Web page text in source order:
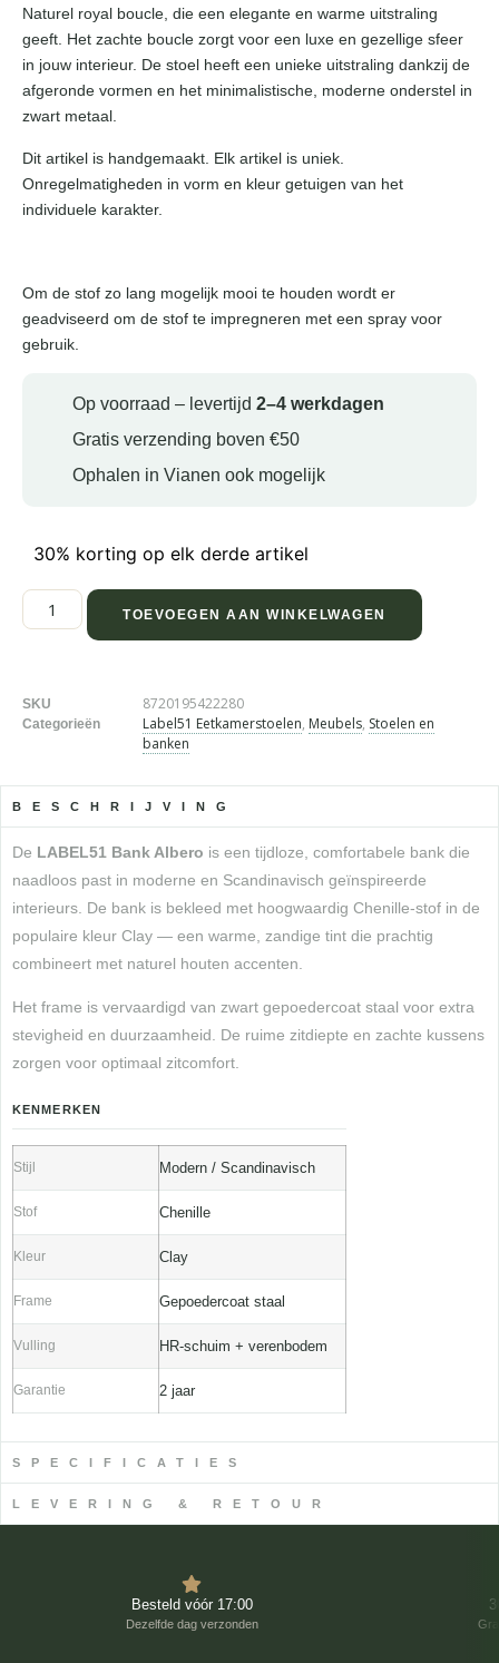
Naturel royal boucle, die een elegante en warme uitstraling
geeft. Het zachte boucle zorgt voor een luxe en gezellige sfeer
in jouw interieur. De stoel heeft een unieke uitstraling dankzij de
afgeronde vormen en het minimalistische, moderne onderstel in
zwart metaal.
Dit artikel is handgemaakt. Elk artikel is uniek.
Onregelmatigheden in vorm en kleur getuigen van het
individuele karakter.
Om de stof zo lang mogelijk mooi te houden wordt er
geadviseerd om de stof te impregneren met een spray voor
gebruik.
Op voorraad – levertijd 2–4 werkdagen
Gratis verzending boven €50
Ophalen in Vianen ook mogelijk
30% korting op elk derde artikel
TOEVOEGEN AAN WINKELWAGEN
SKU 8720195422280
Categorieën Label51 Eetkamerstoelen, Meubels, Stoelen en
banken
BESCHRIJVING
De LABEL51 Bank Albero is een tijdloze, comfortabele bank die
naadloos past in moderne en Scandinavisch geïnspireerde
interieurs. De bank is bekleed met hoogwaardig Chenille-stof in de
populaire kleur Clay — een warme, zandige tint die prachtig
combineert met naturel houten accenten.
Het frame is vervaardigd van zwart gepoedercoat staal voor extra
stevigheid en duurzaamheid. De ruime zitdiepte en zachte kussens
zorgen voor optimaal zitcomfort.
KENMERKEN
Stijl Modern / Scandinavisch
Stof Chenille
Kleur Clay
Frame Gepoedercoat staal
Vulling HR-schuim + verenbodem
Garantie 2 jaar
SPECIFICATIES
LEVERING & RETOUR
Besteld vóór 17:00
Dezelfde dag verzonden